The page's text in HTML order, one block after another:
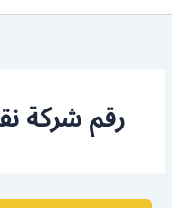
رقم شركة